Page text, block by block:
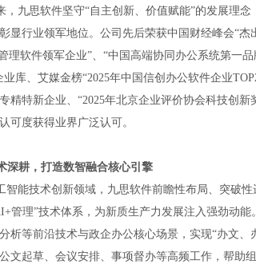
，九思软件坚守“自主创新、价值赋能”的发展理
显行业领军地位。公司先后荣获中国财经峰会“杰
理软件领军企业”、“中国高端协同办公系统第一
业库、艾媒金榜“2025年中国信创办公软件企业
精特新企业、“2025年北京企业评价协会科技创
可度获得业界广泛认可。
深耕，打造数智融合核心引擎
智能技术创新领域，九思软件前瞻性布局、突破
管理”技术体系，为新质生产力发展注入强劲动
析等前沿技术与政企办公核心场景，实现“办文、
文起草、会议安排、事项督办等高频工作，帮助组